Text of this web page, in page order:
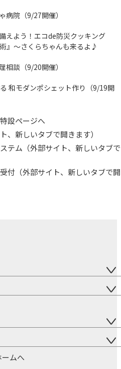
病院（9/27開催）
えよう！エコde防災クッキング
～さくらちゃんも来るよ♪
相談（9/20開催）
和モダンポシェット作り（9/19開